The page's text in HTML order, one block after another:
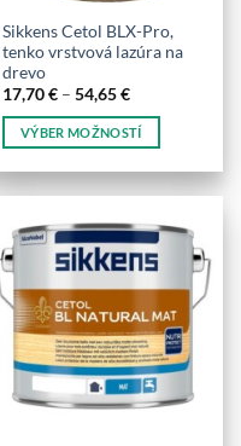
Sikkens Cetol BLX-Pro,
tenko vrstvová lazúra na
drevo
17,70€ – 54,65€Price
17,70 €
through
VÝBER MOŽNOSTÍ
produkt
viacero
variantov.
Možnosti
si
môžete
vybrať
stránke